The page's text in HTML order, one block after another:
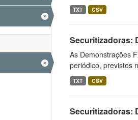
TXT CSV
Securitizadoras:
As Demonstrações
periódico, previstos
TXT CSV
Securitizadoras: